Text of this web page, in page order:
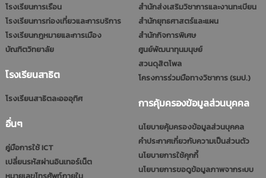
โรงเรียนการเรือน
โรงเรียนการท่องเที่ยวและการบริการ
โรงเรียนกฎหมายและการเมือง
บัณฑิตวิทยาลัย
โรงเรียนสาธิต
โรงเรียนสาธิตละอออุทิศ
อื่นๆ
คู่มือการใช้ ICT
เปลี่ยนรหัสผ่านอินเทอร์เน็ต
สำนักส่งเสริมวิชาการและงานทะเบียน
สำนักยุทธศาสตร์และแผน
สำนักกิจการพิเศษ
ศูนย์พัฒนาทุนมนุษย์
สวนดุสิตโพล
โครงการร่วมมือทางวิชาการ (รมป.)
การคุ้มครองข้อมูลส่วนบุคคล
นโยบายคุ้มครองข้อมูลส่วนบุคคล
คำประกาศเกี่ยวกับความเป็นส่วนตัว
นโยบายการใช้คุกกี้
นโยบายการขอดูข้อมูลภาพจากระบบ